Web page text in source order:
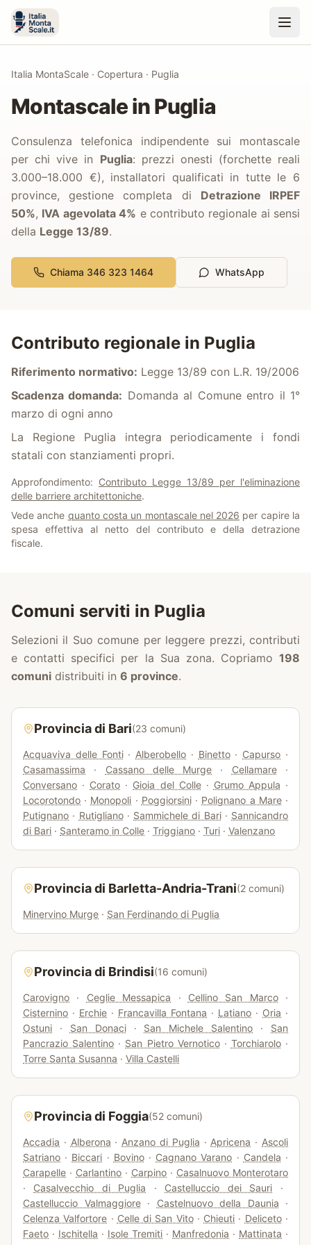
Italia MontaScale · Copertura · Puglia
Montascale inPuglia
Consulenza telefonica indipendente sui montascale
per chi vive in Puglia: prezzi onesti (forchette reali
3.000–18.000 €), installatori qualificati in tutte le 6
province,
gestione completa di Detrazione IRPEF
50%, IVA agevolata 4% e contributo regionale ai sensi
della Legge 13/89.
Chiama 346 323 1464 WhatsApp
Contributo regionale in Puglia
Riferimento normativo: Legge 13/89 con L.R. 19/2006
Scadenza domanda: Domanda al Comune entro il 1°
marzo di ogni anno
La Regione Puglia integra periodicamente i fondi
statali con stanziamenti propri.
Approfondimento: Contributo Legge 13/89 per l'eliminazione
delle barriere architettoniche.
Vede anche quanto costa un montascale nel 2026 per capire la
spesa effettiva al netto del contributo e della detrazione
fiscale.
Comuni serviti in Puglia
Selezioni il Suo comune per leggere prezzi, contributi
e contatti specifici per la Sua zona. Copriamo 198
comuni distribuiti in 6 province.
Provincia di Bari(23 comuni)
Acquaviva delle Fonti· Alberobello · Binetto· Capurso ·
Casamassima · Cassano delle Murge · Cellamare·
Conversano · Corato · Gioia del Colle· Grumo Appula ·
Locorotondo · Monopoli · Poggiorsini· Polignano a Mare·
Putignano · Rutigliano· Sammichele di Bari· Sannicandro
di Bari · Santeramo in Colle · Triggiano · Turi · Valenzano
Provincia di Barletta-Andria-Trani(2 comuni)
Minervino Murge · San Ferdinando di Puglia
Provincia di Brindisi(16 comuni)
Carovigno · Ceglie Messapica · Cellino San Marco·
Cisternino · Erchie · Francavilla Fontana · Latiano · Oria ·
Ostuni · San Donaci· San Michele Salentino · San
Pancrazio Salentino · San Pietro Vernotico· Torchiarolo·
Torre Santa Susanna · Villa Castelli
Provincia di Foggia(52 comuni)
Accadia · Alberona · Anzano di Puglia · Apricena · Ascoli
Satriano · Biccari · Bovino· Cagnano Varano · Candela ·
Carapelle · Carlantino · Carpino · Casalnuovo Monterotaro
· Casalvecchio di Puglia · Castelluccio dei Sauri ·
Castelluccio Valmaggiore· Castelnuovo della Daunia ·
Celenza Valfortore · Celle di San Vito· Chieuti · Deliceto·
Faeto · Ischitella · Isole Tremiti · Manfredonia · Mattinata ·